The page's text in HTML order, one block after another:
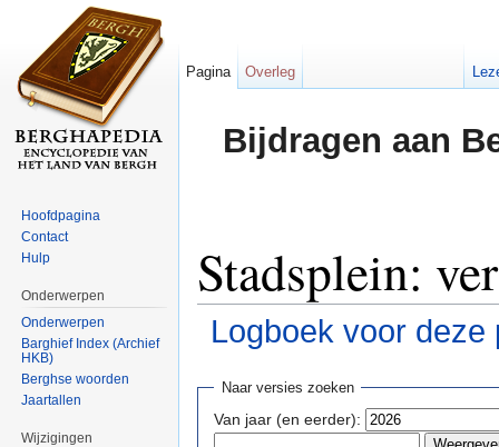
Bijdragen aan
Stadsplein:
Logboek voor deze
Naar versies zoeken
Van jaar (en eerder):
Pagina Overleg
Hoofdpagina
Contact
Hulp
Onderwerpen
Onderwerpen
Barghief Index (Archief
HKB)
Berghse woorden
Jaartallen
Wijzigingen